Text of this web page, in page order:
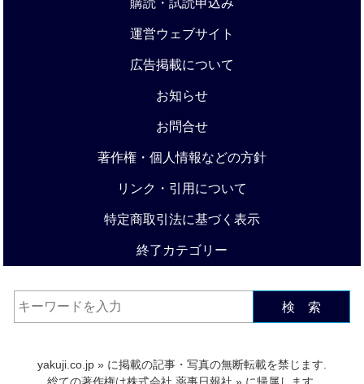
購読・試読申込み
運営ウェブサイト
広告掲載について
お知らせ
お問合せ
著作権・個人情報などの方針
リンク・引用について
特定商取引法に基づく表示
終了カテゴリー
検 索
yakuji.co.jp » に掲載の記事・写真の無断転載を禁じます.